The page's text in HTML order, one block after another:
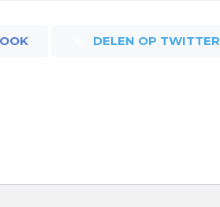
DELEN OP TWITTER